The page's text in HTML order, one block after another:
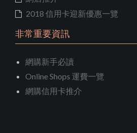
2018 信用卡迎新優惠一覽
非常重要資訊
網購新手必讀
Online Shops 運費一覽
網購信用卡推介